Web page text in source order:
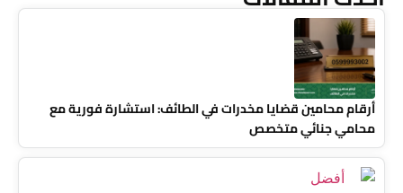
أرقام محامين قضايا مخدرات في الطائف: استشارة فورية مع
محامي جنائي متخصص